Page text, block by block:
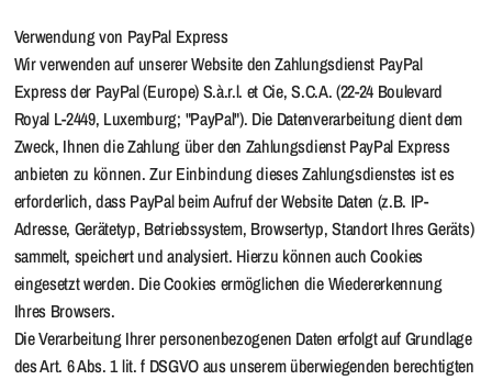
Verwendung von PayPal Express
Wir verwenden auf unserer Website den Zahlungsdienst PayPal
Express der PayPal (Europe) S.à.r.l. et Cie, S.C.A. (22-24 Boulevard
Royal L-2449, Luxemburg; "PayPal"). Die Datenverarbeitung dient dem
Zweck, Ihnen die Zahlung über den Zahlungsdienst PayPal Express
anbieten zu können. Zur Einbindung dieses Zahlungsdienstes ist es
erforderlich, dass PayPal beim Aufruf der Website Daten (z.B. IP-
Adresse, Gerätetyp, Betriebssystem, Browsertyp, Standort Ihres Geräts)
sammelt, speichert und analysiert. Hierzu können auch Cookies
eingesetzt werden. Die Cookies ermöglichen die Wiedererkennung
Ihres Browsers.
Die Verarbeitung Ihrer personenbezogenen Daten erfolgt auf Grundlage
des Art. 6 Abs. 1 lit. f DSGVO aus unserem überwiegenden berechtigten